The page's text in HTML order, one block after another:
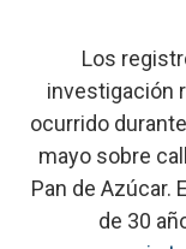
Los
investigación
ocurrido
mayo sobre
Pan de Azúcar.
de 30